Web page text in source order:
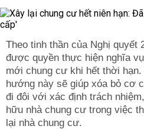
Theo tinh thần của Nghị quyết
được quyền thực hiện nghĩa
mới chung cư khi hết thời hạn.
hướng này sẽ giúp xóa bỏ cơ
đi đôi với xác định trách
hữu nhà chung cư trong việc
lại nhà chung cư.